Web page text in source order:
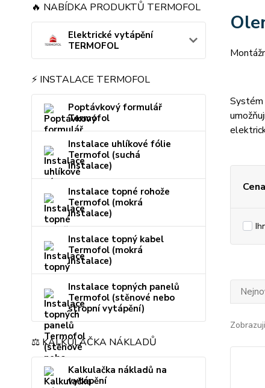
🔥 NABÍDKA PRODUKTŮ TERMOFOL
Elektrické vytápění
TERMOFOL
⚡ INSTALACE TERMOFOL
Poptávkový formulář
Termofol
Instalace uhlíkové fólie
Termofol (suchá
instalace)
Instalace topné rohože
Termofol (mokrá
instalace)
Instalace topný kabel
Termofol (mokrá
instalace)
Instalace topných panelů
Termofol (stěnové nebo
stropní vytápění)
⚖️ KALKULAČKA NÁKLADŮ
Kalkulačka nákladů na
vytápění
Systém